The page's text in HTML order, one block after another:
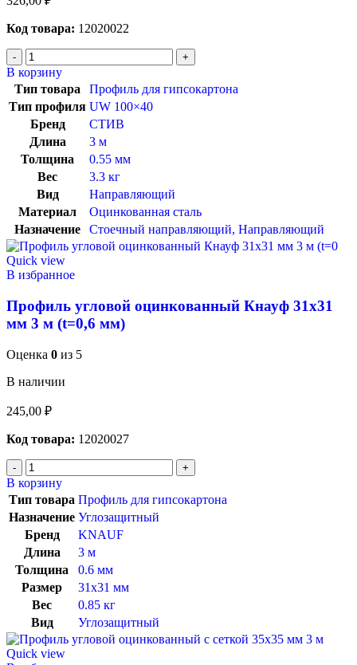
Код товара: 12020022
В корзину
Тип товара
Профиль для гипсокартона
Тип профиля UW 100×40
Бренд
СТИВ
Длина
3 м
Толщина
0.55 мм
Вес
3.3 кг
Вид
Направляющий
Материал
Оцинкованная сталь
Назначение
Стоечный направляющий, Направляющий
Quick view
В избранное
Профиль угловой оцинкованный Кнауф 31х31
мм 3 м (t=0,6 мм)
Оценка 0 из 5
В наличии
245,00 ₽
Код товара: 12020027
В корзину
Тип товара Профиль для гипсокартона
Назначение Углозащитный
Бренд
KNAUF
Длина
3 м
Толщина
0.6 мм
Размер
31х31 мм
Вес
0.85 кг
Вид
Углозащитный
Quick view